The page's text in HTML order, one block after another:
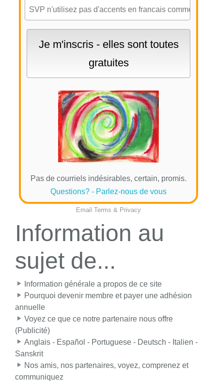
Pas de courriels indésirables, certain, promis.
Questions? - Parlez-nous de vous
Email Terms & Privacy
Information au
sujet de...
Information générale a propos de ce site
Pourquoi devenir membre et payer une adhésion
annuelle
Voyez ce que ce notre partenaire nous offre
(Publicité)
Anglais - Español - Portuguese - Deutsch - Italien -
Sanskrit
Nos amis, nos partenaires, voyez, comprenez et
communiquez